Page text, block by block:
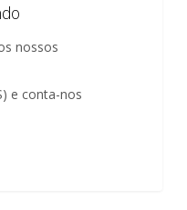
nossos
e conta-nos